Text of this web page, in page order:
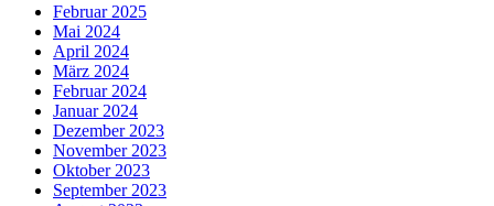
Februar 2025
Mai 2024
April 2024
März 2024
Februar 2024
Januar 2024
Dezember 2023
November 2023
Oktober 2023
September 2023